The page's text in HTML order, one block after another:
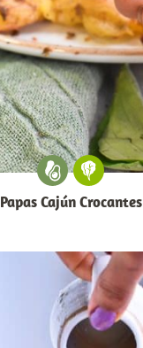
Papas Cajún Crocantes